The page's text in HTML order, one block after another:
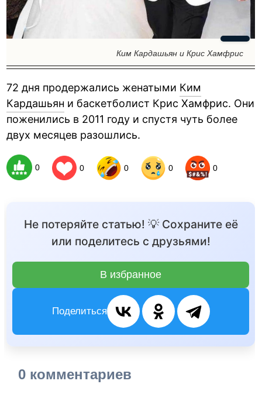
Ким Кардашьян и Крис Хамфрис
72 дня продержались женатыми Ким
Кардашьян и баскетболист Крис Хамфрис. Они
поженились в 2011 году и спустя чуть более
двух месяцев разошлись.
0 0 0 0 0
Не потеряйте статью! 💡 Сохраните её
или поделитесь с друзьями!
В избранное
Поделиться
0 комментариев